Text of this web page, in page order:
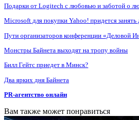
Подарки от Logitech с любовью и заботой о
Microsoft для покупки Yahoo! придется занять
Пути организаторов конференции «Деловой
Монстры Байнета выходят на тропу войны
Билл Гейтс приедет в Минск?
Два ярких дня Байнета
PR-агентство онлайн
Вам также может понравиться